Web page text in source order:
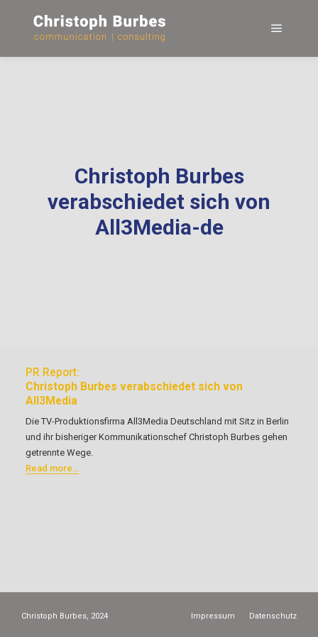
Christoph Burbes
verabschiedet sich von
All3Media-de
PR Report:
Christoph Burbes verabschiedet sich von
All3Media
Die TV-Produktionsfirma All3Media Deutschland mit Sitz in Berlin
und ihr bisheriger Kommunikationschef Christoph Burbes gehen
getrennte Wege.
Read more…
Christoph Burbes, 2024 Impressum Datenschutz